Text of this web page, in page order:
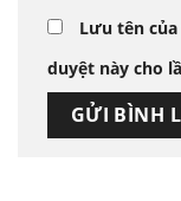
Lưu tên
duyệt này cho